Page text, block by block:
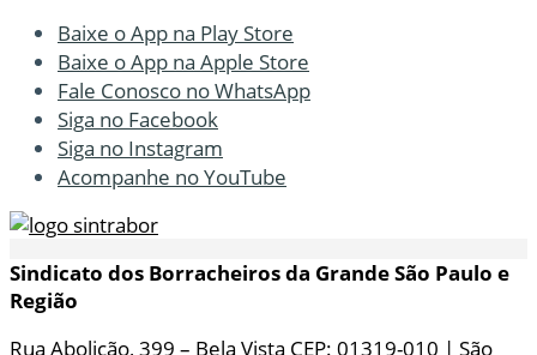
Baixe o App na Play Store
Baixe o App na Apple Store
Fale Conosco no WhatsApp
Siga no Facebook
Siga no Instagram
Acompanhe no YouTube
Sindicato dos Borracheiros da Grande São Paulo e
Região
Rua Abolição, 399 – Bela Vista CEP: 01319-010 | São